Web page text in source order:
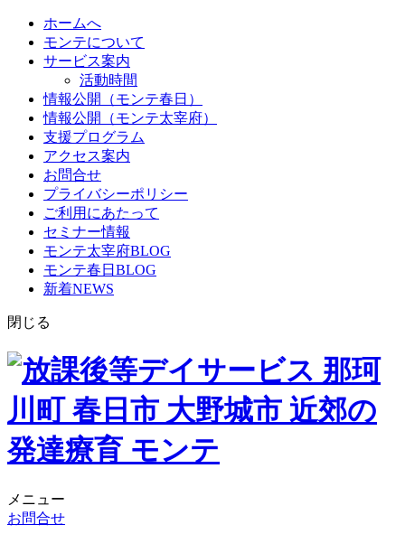
ホームへ
モンテについて
サービス案内
活動時間
情報公開（モンテ春日）
情報公開（モンテ太宰府）
支援プログラム
アクセス案内
お問合せ
プライバシーポリシー
ご利用にあたって
セミナー情報
モンテ太宰府BLOG
モンテ春日BLOG
新着NEWS
閉じる
メニュー
お問合せ